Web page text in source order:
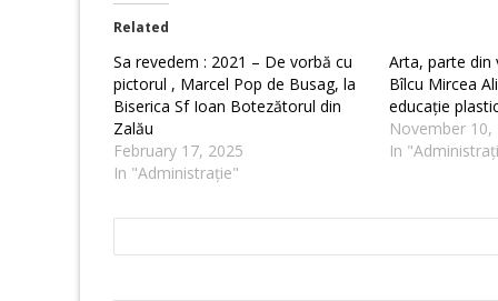
Related
Sa revedem : 2021 – De vorbă cu
pictorul , Marcel Pop de Busag, la
Biserica Sf Ioan Botezătorul din
Zalău
February 17, 2025
In "Administrație"
Arta, parte din
Bîlcu Mircea
educație
November 10,
In